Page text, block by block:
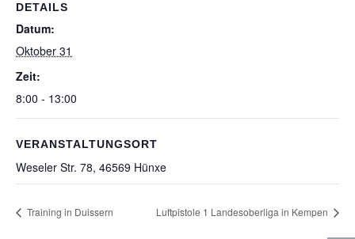
DETAILS
Datum:
Oktober 31
Zeit:
8:00 - 13:00
VERANSTALTUNGSORT
Wese­ler Str. 78, 46569 Hünxe
Trai­ning in Duissern Luft­pis­tole 1 Lan­des­ober­liga in Kempen